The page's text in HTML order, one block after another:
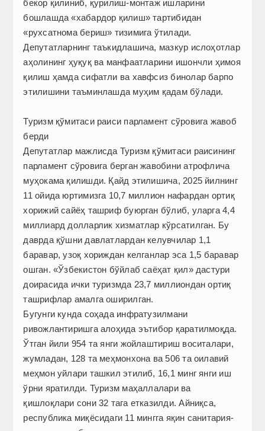
бекор қилиниб, қурилиш-монтаж ишларини
бошлашда «хабардор қилиш» тартибидан
«рухсатнома бериш» тизимига ўтилади.
Депутатларнинг таъкидлашича, мазкур ислоҳотлар
аҳолининг ҳуқуқ ва манфаатларини ишончли ҳимоя
қилиш ҳамда сифатли ва хавфсиз бинолар барпо
этилишини таъминлашда муҳим қадам бўлади.
Туризм қўмитаси раиси парламент сўровига жавоб
берди
Депутатлар мажлисда Туризм қўмитаси раисининг
парламент сўровига берган жавобини атрофлича
муҳокама қилишди. Қайд этилишича, 2025 йилнинг
11 ойида юртимизга 10,7 миллион нафардан ортиқ
хорижий сайёҳ ташриф буюрган бўлиб, уларга 4,4
миллиард долларлик хизматлар кўрсатилган. Бу
даврда қўшни давлатлардан келувчилар 1,1
баравар, узоқ хориждан келганлар эса 1,5 баравар
ошган. «Ўзбекистон бўйлаб саёҳат қил» дастури
доирасида ички туризмда 23,7 миллиондан ортиқ
ташрифлар амалга оширилган.
Бугунги кунда соҳада инфратузилмани
ривожлантиришга алоҳида эътибор қаратилмоқда.
Ўтган йили 954 та янги жойлаштириш воситалари,
жумладан, 128 та меҳмонхона ва 506 та оилавий
меҳмон уйлари ташкил этилиб, 16,1 минг янги иш
ўрни яратилди. Туризм маҳаллалари ва
қишлоқлари сони 32 тага етказилди. Айниқса,
республика миқёсидаги 11 мингга яқин санитария-